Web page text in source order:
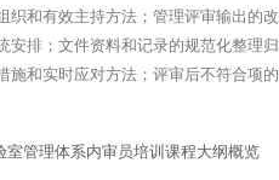
织和有效主持方法；管理评审输出的
安排；文件资料和记录的规范化整理
施和实时应对方法；评审后不符合项